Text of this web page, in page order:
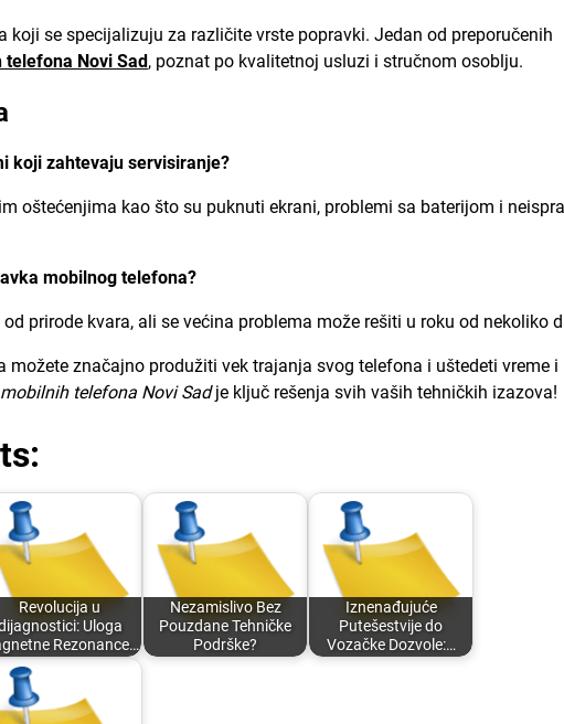
koji se specijalizuju za različite vrste popravki. Jedan od preporučenih
Novi Sad, poznat po kvalitetnoj usluzi i stručnom osoblju.
koji zahtevaju servisiranje?
oštećenjima kao što su puknuti ekrani, problemi sa baterijom i
mobilnog telefona?
prirode kvara, ali se većina problema može rešiti u roku od nekoliko
možete značajno produžiti vek trajanja svog telefona i uštedeti vreme i
telefona Novi Sadje ključ rešenja svih vaših tehničkih izazova!
Revolucija u
Uloga
Rezonance…
Nezamislivo Bez
Pouzdane Tehničke
Podrške?
Iznenađujuće
Putešestvije do
Vozačke Dozvole:…